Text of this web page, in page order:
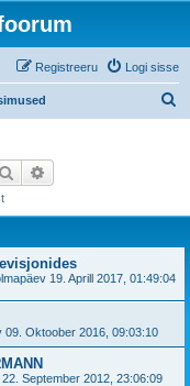
Logi sisse
Registreeru
Otsi
19. Aprill 2017, 01:49:04
09. Oktoober 2016, 09:03:10
September 2012, 23:06:09